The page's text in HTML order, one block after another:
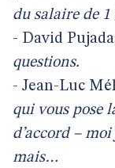
du salaire de
- David
questions.
- Jean-Luc
qui vous pose
d’accord –
mais…